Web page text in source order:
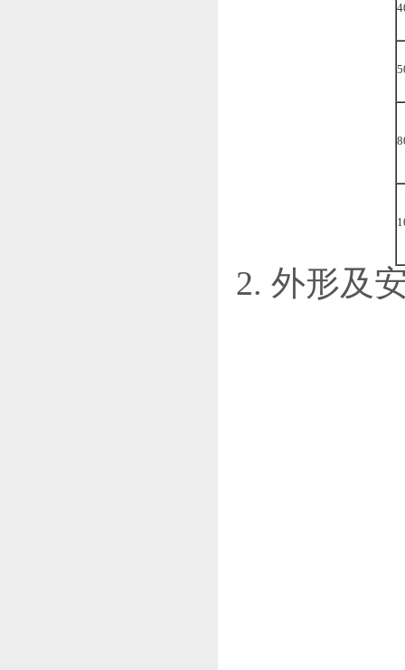
2. 外形及